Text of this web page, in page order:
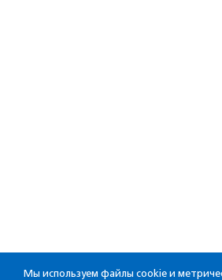
Мы используем файлы cookie и